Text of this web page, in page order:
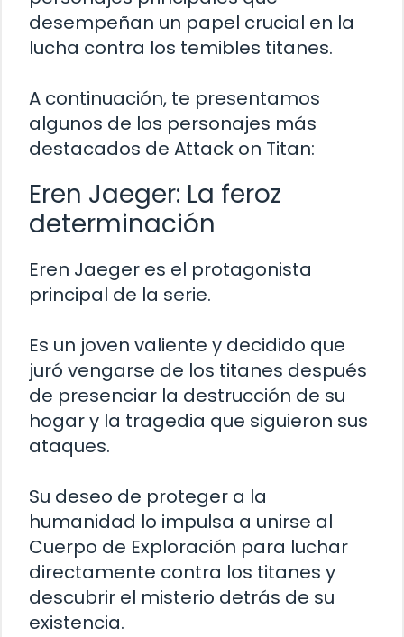
desempeñan un papel crucial en la
lucha contra los temibles titanes.
A continuación, te presentamos
algunos de los personajes más
destacados de Attack on Titan:
Eren Jaeger: La feroz
determinación
Eren Jaeger es el protagonista
principal de la serie.
Es un joven valiente y decidido que
juró vengarse de los titanes después
de presenciar la destrucción de su
hogar y la tragedia que siguieron sus
ataques.
Su deseo de proteger a la
humanidad lo impulsa a unirse al
Cuerpo de Exploración para luchar
directamente contra los titanes y
descubrir el misterio detrás de su
existencia.